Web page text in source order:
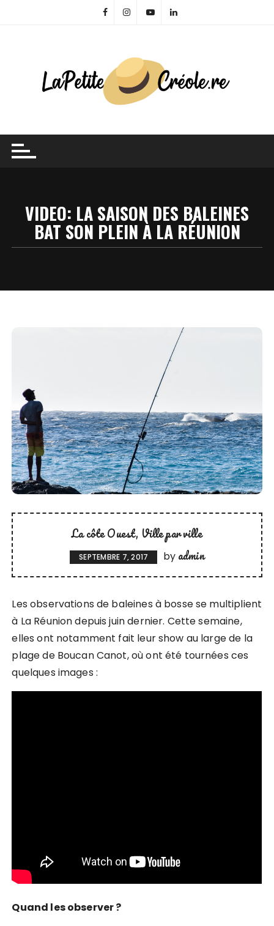
VIDEO: LA SAISON DES BALEINES
BAT SON PLEIN À LA RÉUNION
La côte Ouest Ville par ville
SEPTEMBRE 7, 2017 by admin
Les observations de baleines à bosse se multiplient
à La Réunion depuis juin dernier. Cette semaine,
elles ont notamment fait leur show au large de la
plage de Boucan Canot, où ont été tournées ces
quelques images :
Quand les observer ?